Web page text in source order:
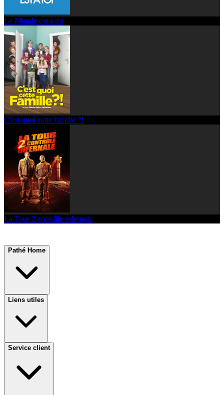
Le Monde est à toi
C'est quoi cette famille ?!
La Tour 2 contrôle infernale
Pathé Home
Liens utiles
Service client